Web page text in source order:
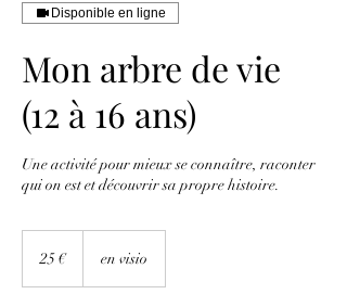
Disponible en ligne
Mon arbre de vie
(12 à 16 ans)
Une activité pour mieux se connaître, raconter
qui on est et découvrir sa propre histoire.
25 € en visio